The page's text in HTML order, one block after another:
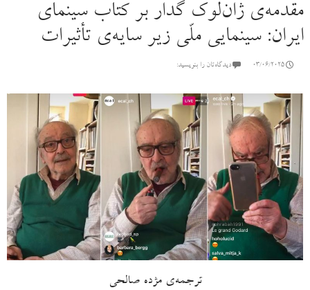
مقدمه‌ی ژان‌لوک گدار بر کتاب سینمای
ایران: سینمایی ملّی زیر سایه‌ی تأثیرات
03/06/2025 دیدگاه‌تان را بنویسید:
ترجمه‌ی مژده صالحی